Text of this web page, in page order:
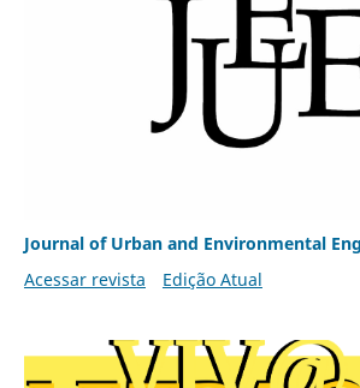
Journal of Urban and Environmental
Acessar revista
Edição Atual